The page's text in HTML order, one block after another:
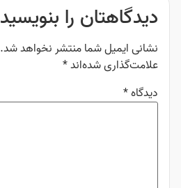
دیدگاهتان را بنویسید
نشانی ایمیل شما منتشر نخواهد شد.
علامت‌گذاری شده‌اند*
دیدگاه*